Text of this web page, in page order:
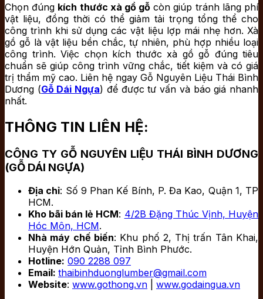
Chọn đúng kích thước xà gồ gỗ còn giúp tránh lãng phí
vật liệu, đồng thời có thể giảm tải trọng tổng thể cho
công trình khi sử dụng các vật liệu lợp mái nhẹ hơn. Xà
gồ gỗ là vật liệu bền chắc, tự nhiên, phù hợp nhiều loại
công trình. Việc chọn kích thước xà gồ gỗ đúng tiêu
chuẩn sẽ giúp công trình vững chắc, tiết kiệm và có giá
trị thẩm mỹ cao. Liên hệ ngay Gỗ Nguyên Liệu Thái Bình
Dương (Gỗ Dái Ngựa) để được tư vấn và báo giá nhanh
nhất.
THÔNG TIN LIÊN HỆ:
CÔNG TY GỖ NGUYÊN LIỆU THÁI BÌNH DƯƠNG
(GỖ DÁI NGỰA)
Địa chỉ: Số 9 Phan Kế Bính, P. Đa Kao, Quận 1, TP
HCM.
Kho bãi bán lẻ HCM: 4/2B Đặng Thúc Vịnh, Huyện
Hóc Môn, HCM.
Nhà máy chế biến: Khu phố 2, Thị trấn Tân Khai,
Huyện Hớn Quản, Tỉnh Bình Phước.
Hotline: 090 2288 097
Email: thaibinhduonglumber@gmail.com
Website: www.gothong.vn
www.godaingua.vn